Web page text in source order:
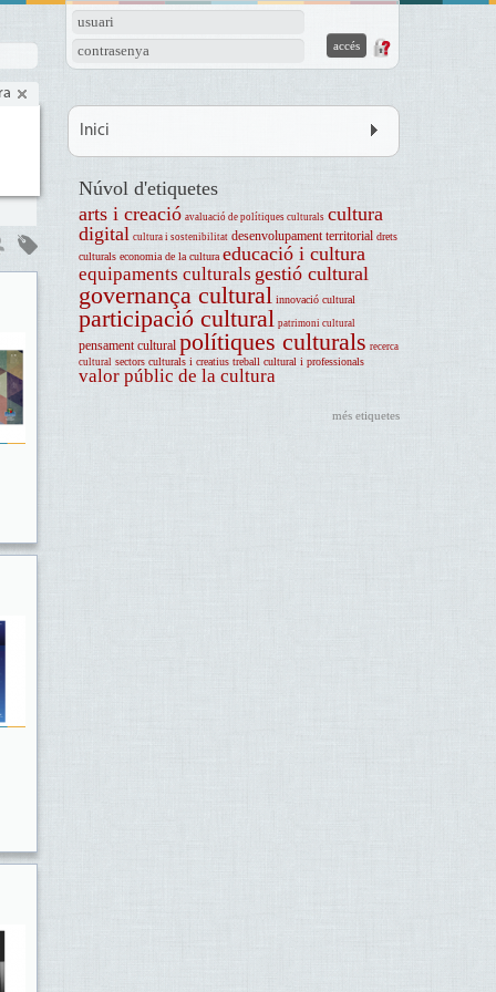
usuari
contrasenya
Inici
Núvol d'etiquetes
arts i creació avaluació de polítiques culturals cultura
digital cultura i sostenibilitat desenvolupament territorial drets
culturals economia de la cultura educació i cultura
equipaments culturals gestió cultural
governança cultural innovació cultural
participació cultural patrimoni cultural
pensament cultural polítiques culturals recerca
cultural sectors culturals i creatius treball cultural i professionals
valor públic de la cultura
més etiquetes